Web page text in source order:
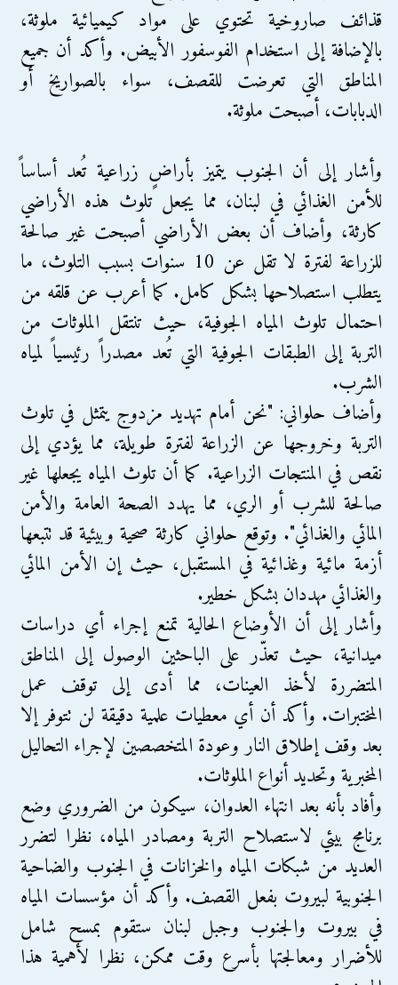
قذائف صاروخية تحتوي على مواد كيميائية ملوثة،
بالإضافة إلى استخدام الفوسفور الأبيض. وأكد أن جميع
المناطق التي تعرضت للقصف، سواء بالصواريخ أو
الدبابات، أصبحت ملوثة.
وأشار إلى أن الجنوب يتميز بأراضٍ زراعية تُعد أساساً
للأمن الغذائي في لبنان، مما يجعل تلوث هذه الأراضي
كارثة، وأضاف أن بعض الأراضي أصبحت غير صالحة
للزراعة لفترة لا تقل عن 10 سنوات بسبب التلوث، ما
يتطلب استصلاحها بشكل كامل. كما أعرب عن قلقه من
احتمال تلوث المياه الجوفية، حيث تنتقل الملوثات من
التربة إلى الطبقات الجوفية التي تُعد مصدراً رئيسياً لمياه
الشرب.
وأضاف حلواني: "نحن أمام تهديد مزدوج يتمثل في تلوث
التربة وخروجها عن الزراعة لفترة طويلة، مما يؤدي إلى
نقص في المنتجات الزراعية. كما أن تلوث المياه يجعلها غير
صالحة للشرب أو الري، مما يهدد الصحة العامة والأمن
المائي والغذائي". وتوقع حلواني كارثة صحية وبيئية قد تتبعها
أزمة مائية وغذائية في المستقبل، حيث إن الأمن المائي
والغذائي مهددان بشكل خطير.
وأشار إلى أن الأوضاع الحالية تمنع إجراء أي دراسات
ميدانية، حيث تعذّر على الباحثين الوصول إلى المناطق
المتضررة لأخذ العينات، مما أدى إلى توقف عمل
المختبرات. وأكد أن أي معطيات علمية دقيقة لن تتوفر إلا
بعد وقف إطلاق النار وعودة المتخصصين لإجراء التحاليل
المخبرية وتحديد أنواع الملوثات.
وأفاد بأنه بعد انتهاء العدوان، سيكون من الضروري وضع
برنامج بيئي لاستصلاح التربة ومصادر المياه، نظرا لتضرر
العديد من شبكات المياه والخزانات في الجنوب والضاحية
الجنوبية لبيروت بفعل القصف. وأكد أن مؤسسات المياه
في بيروت والجنوب وجبل لبنان ستقوم بمسح شامل
للأضرار ومعالجتها بأسرع وقت ممكن، نظرا لأهمية هذا